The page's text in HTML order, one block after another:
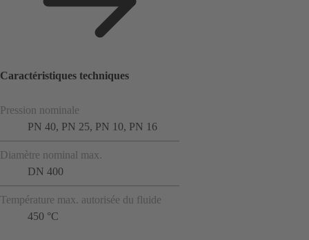
Caractéristiques techniques
Pression nominale
PN 40, PN 25, PN 10, PN 16
Diamètre nominal max.
DN 400
Température max. autorisée du fluide
450 °C